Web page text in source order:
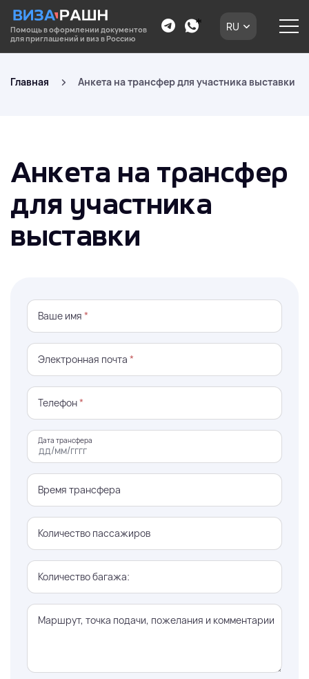
Помощь в оформлении документов
для приглашений и виз в Россию
RU
Главная Анкета на трансфер для участника выставки
Анкета на трансфер
для участника
выставки
Ваше имя *
Электронная почта *
Телефон*
Дата трансфера
Время трансфера
Количество пассажиров
Количество багажа:
Маршрут, точка подачи, пожелания и комментарии